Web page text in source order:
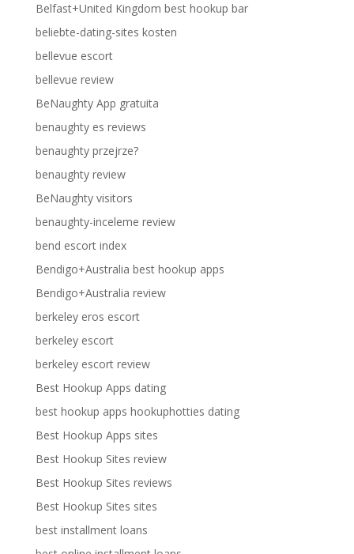
Belfast+United Kingdom best hookup bar
beliebte-dating-sites kosten
bellevue escort
bellevue review
BeNaughty App gratuita
benaughty es reviews
benaughty przejrze?
benaughty review
BeNaughty visitors
benaughty-inceleme review
bend escort index
Bendigo+Australia best hookup apps
Bendigo+Australia review
berkeley eros escort
berkeley escort
berkeley escort review
Best Hookup Apps dating
best hookup apps hookuphotties dating
Best Hookup Apps sites
Best Hookup Sites review
Best Hookup Sites reviews
Best Hookup Sites sites
best installment loans